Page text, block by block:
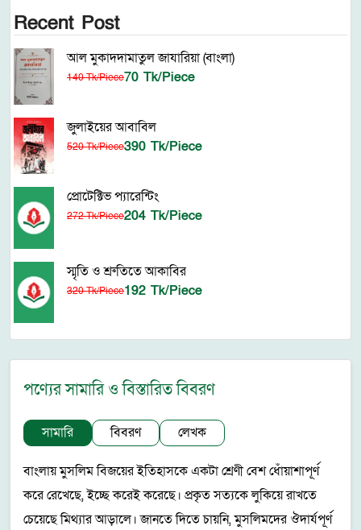
Recent Post
আল মুকাদদামাতুল জাযারিয়া (বাংলা)
140 Tk/Piece70 Tk/Piece
জুলাইয়ের আবাবিল
520 Tk/Piece390 Tk/Piece
প্রোটেক্টিভ প্যারেন্টিং
272 Tk/Piece204 Tk/Piece
স্মৃতি ও শ্রুতিতে আকাবির
320 Tk/Piece192 Tk/Piece
পণ্যের সামারি ও বিস্তারিত বিবরণ
সামারি বিবরণ লেখক
বাংলায় মুসলিম বিজয়ের ইতিহাসকে একটা শ্রেণী বেশ ধোঁয়াশাপূর্ণ
করে রেখেছে, ইচ্ছে করেই করেছে। প্রকৃত সত্যকে লুকিয়ে রাখতে
চেয়েছে মিথ্যার আড়ালে। জানতে দিতে চায়নি, মুসলিমদের ঔদার্যপূর্ণ